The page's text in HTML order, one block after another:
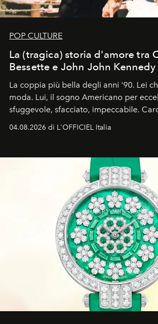
POP CULTURE
La (tragica) storia d'amore tra
Bessette e John John Kennedy
La coppia più bella degli anni '90. Lei
moda. Lui, il sogno Americano per
sfuggevole, sfacciato, impeccabile.
John John Kennedy sono i protagonisti
04.08.2026 di L'OFFICIEL Italia